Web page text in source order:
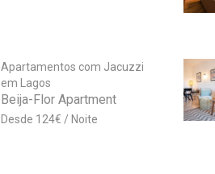
Apartamentos com Jacuzzi
em Lagos
Beija-Flor Apartment
124€